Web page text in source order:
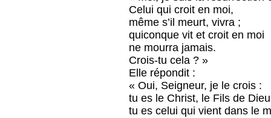
Celui qui croit en moi,
même s’il meurt, vivra ;
quiconque vit et croit en moi
ne mourra jamais.
Crois-tu cela ? »
Elle répondit :
« Oui, Seigneur, je le crois :
tu es le Christ, le Fils de
tu es celui qui vient dans le